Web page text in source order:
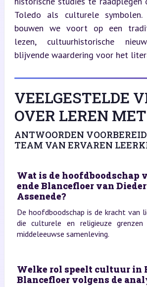
Toledo als culturele
bouwen we voort op een
lezen, cultuurhistorische
blijvende waardering voor het
VEELGESTELDE
OVER LEREN
ANTWOORDEN
TEAM VAN ERVAREN
Wat is de hoofdboodschap
ende Blancefloer van
Assenede?
De hoofdboodschap is de kracht van
die culturele en religieuze
middeleeuwse samenleving.
Welke rol speelt cultuur in
Blancefloer volgens de